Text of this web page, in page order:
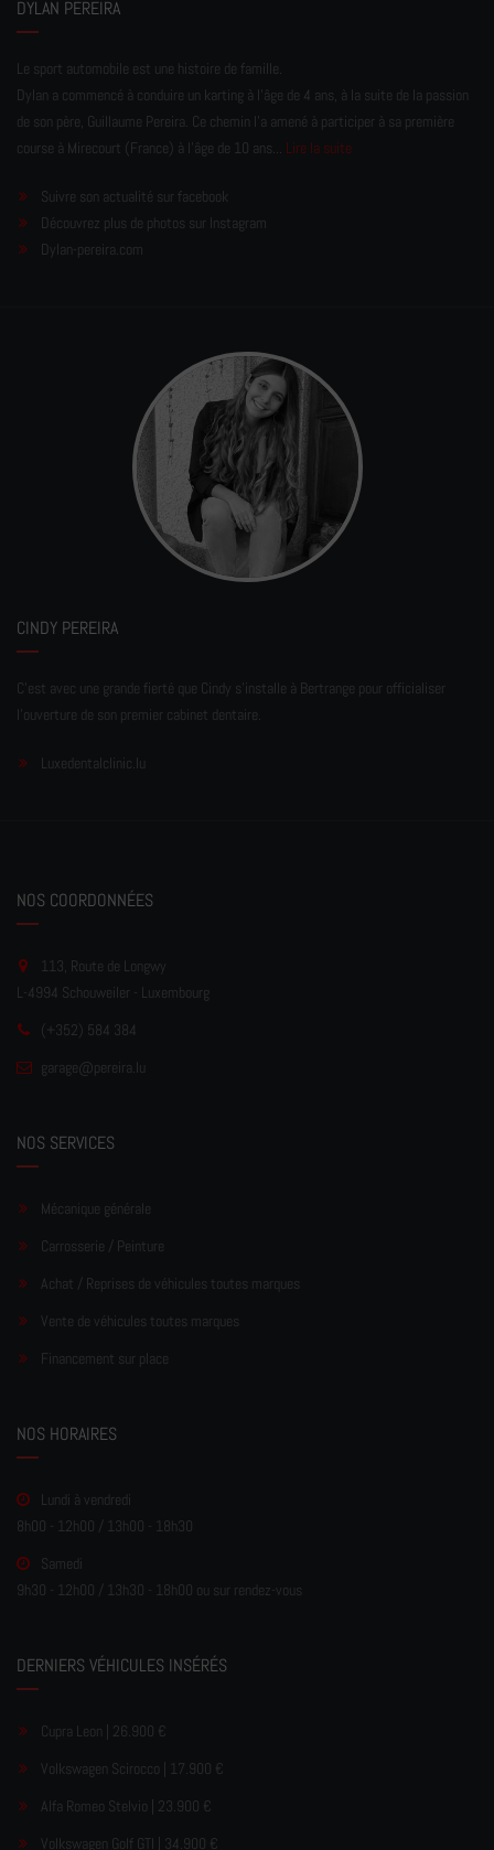
DYLAN PEREIRA
Le sport automobile est une histoire de famille.
Dylan a commencé à conduire un karting à l’âge de 4 ans, à la suite de la passion
de son père, Guillaume Pereira. Ce chemin l'a amené à participer à sa première
course à Mirecourt (France) à l'âge de 10 ans... Lire la suite
Suivre son actualité sur facebook
Découvrez plus de photos sur Instagram
Dylan-pereira.com
CINDY PEREIRA
C'est avec une grande fierté que Cindy s'installe à Bertrange pour officialiser
l'ouverture de son premier cabinet dentaire.
Luxedentalclinic.lu
NOS COORDONNÉES
113, Route de Longwy
L-4994 Schouweiler - Luxembourg
(+352) 584 384
garage@pereira.lu
NOS SERVICES
Mécanique générale
Carrosserie / Peinture
Achat / Reprises de véhicules toutes marques
Vente de véhicules toutes marques
Financement sur place
NOS HORAIRES
Lundi à vendredi
8h00 - 12h00 / 13h00 - 18h30
Samedi
9h30 - 12h00 / 13h30 - 18h00 ou sur rendez-vous
DERNIERS VÉHICULES INSÉRÉS
Cupra Leon | 26.900 €
Volkswagen Scirocco | 17.900 €
Alfa Romeo Stelvio | 23.900 €
Volkswagen Golf GTI | 34.900 €